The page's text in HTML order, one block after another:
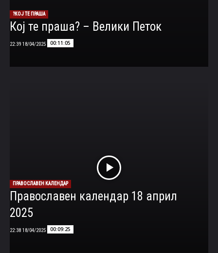
КОЈ ТЕ ПРАША?
Кој те праша? – Велики Петок
00:11:05
18/04/2025 22:39
ПРАВОСЛАВЕН КАЛЕНДАР
Православен календар 18 април
2025
00:09:25
18/04/2025 22:38